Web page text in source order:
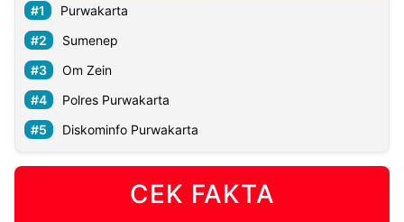
Purwakarta
Sumenep
Om Zein
Polres Purwakarta
Diskominfo Purwakarta
CEK FAKTA